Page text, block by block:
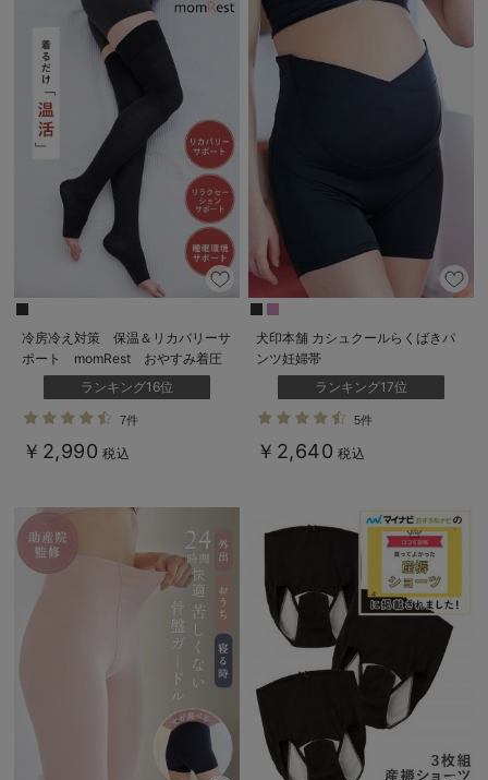
冷房冷え対策 保温＆リカバリーサ
ポート momRest おやすみ着圧
ソックス efe×ANGELIEBEコラ
ボ 光電子 日本製
ランキング16位
7件
￥2,990 税込
犬印本舗 カシュクールらくばきパ
ンツ妊婦帯
ランキング17位
5件
￥2,640 税込